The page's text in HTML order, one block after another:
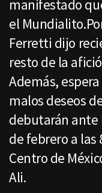
manifestado
el
Ferretti dijo
resto de la
Además,
malos deseos
debutarán ante
de febrero a las
Centro de
Ali.